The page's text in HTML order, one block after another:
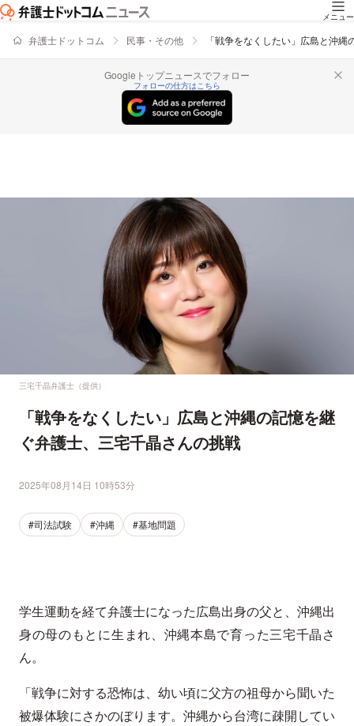
メニュー
弁護士ドットコム 民事・その他 「戦争をなくしたい」広島と沖
Googleトップニュースでフォロー
フォローの仕方はこちら
三宅千晶弁護士（提供）
「戦争をなくしたい」広島と沖縄の記憶を継
ぐ弁護士、三宅千晶さんの挑戦
2025年08月14日 10時53分
#司法試験 #沖縄 #基地問題
学生運動を経て弁護士になった広島出身の父と、沖縄出
身の母のもとに生まれ、沖縄本島で育った三宅千晶さ
ん。
「戦争に対する恐怖は、幼い頃に父方の祖母から聞いた
被爆体験にさかのぼります。沖縄から台湾に疎開してい